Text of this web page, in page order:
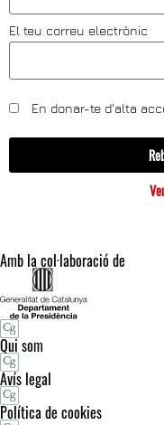
El teu correu electrònic
En donar-te d'alta
Amb la col·laboració de
Qui som
Avís legal
Política de cookies